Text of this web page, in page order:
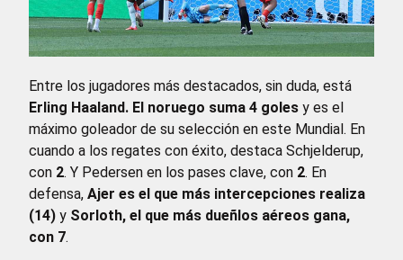
Entre los jugadores más destacados, sin duda, está
Erling Haaland. El noruego suma 4 goles y es el
máximo goleador de su selección en este Mundial. En
cuando a los regates con éxito, destaca Schjelderup,
con 2. Y Pedersen en los pases clave, con 2. En
defensa, Ajer es el que más intercepciones realiza
(14) y Sorloth, el que más dueñlos aéreos gana,
con 7.